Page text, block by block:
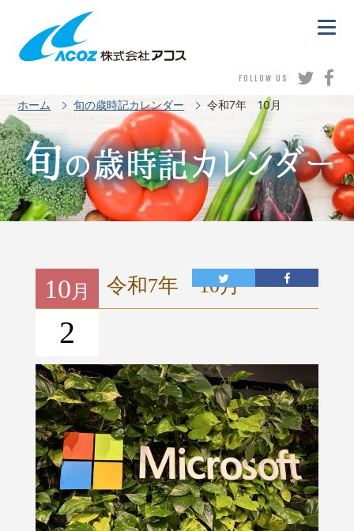
FOLLOW US
ホーム 旬の歳時記カレンダー 令和7年 10月
10 月
2
令和7年 10月